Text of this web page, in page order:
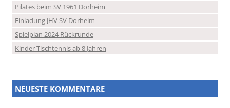
Pilates beim SV 1961 Dorheim
Einladung JHV SV Dorheim
Spielplan 2024 Rückrunde
Kinder Tischtennis ab 8 Jahren
NEUESTE KOMMENTARE